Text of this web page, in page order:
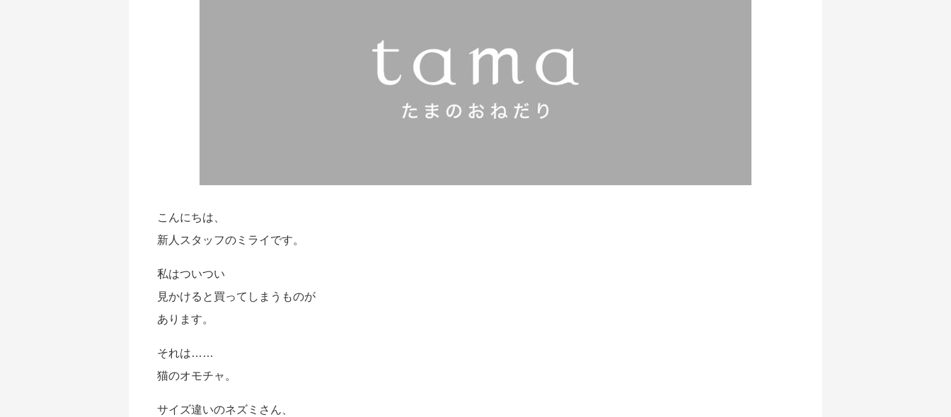
こんにちは、
新人スタッフのミライです。
私はついつい
見かけると買ってしまうものが
あります。
それは……
猫のオモチャ。
サイズ違いのネズミさん、